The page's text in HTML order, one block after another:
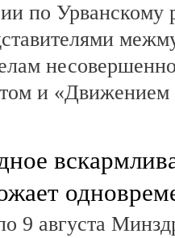
по Урванскому
и
9 августа